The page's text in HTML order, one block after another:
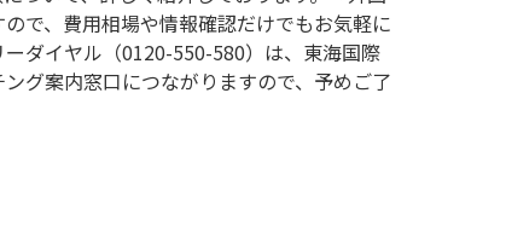
で、費用相場や情報確認だけでもお気軽に
ダイヤル（0120-550-580）は、東海国際
グ案内窓口につながりますので、予めご了